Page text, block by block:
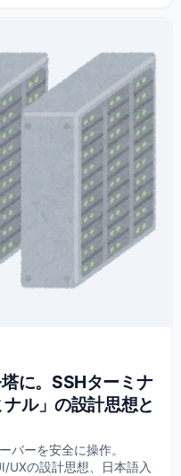
に。SSHターミナ
ル」の設計思想と
バーを安全に操作。
UXの設計思想、日本語入